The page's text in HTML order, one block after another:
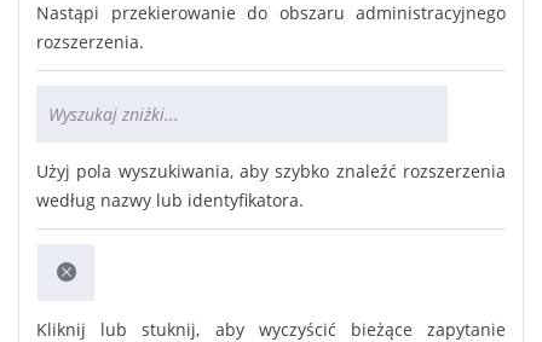
Nastąpi przekierowanie do obszaru administracyjnego
rozszerzenia.
Użyj pola wyszukiwania, aby szybko znaleźć rozszerzenia
według nazwy lub identyfikatora.
Kliknij lub stuknij, aby wyczyścić bieżące zapytanie